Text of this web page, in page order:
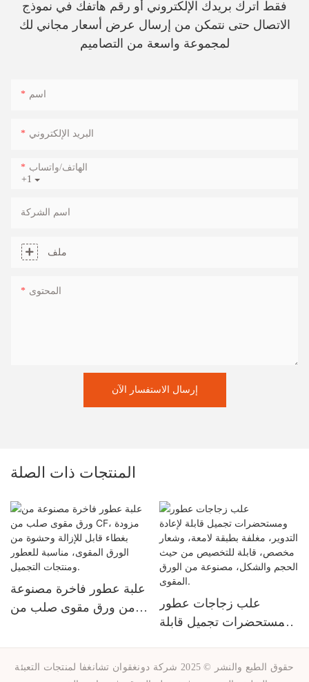
فقط اترك بريدك الإلكتروني أو رقم هاتفك في نموذج
الاتصال حتى نتمكن من إرسال عرض أسعار مجاني لك
لمجموعة واسعة من التصاميم
اسم
البريد الإلكتروني
+1
الهاتف/واتساب
اسم الشركة
ملف
المحتوى
إرسال الاستفسار الآن
المنتجات ذات الصلة
علبة عطور فاخرة مصنوعة
من ورق مقوى صلب من
للإزالة وحشوة من الورق
المقوى، مناسبة للعطور
علب زجاجات عطور
ومستحضرات تجميل قابلة
قابلة للتخصيص من حيث
حقوق الطبع والنشر © 2025 شركة دونغقوان تشانغفا لمنتجات التعبئة